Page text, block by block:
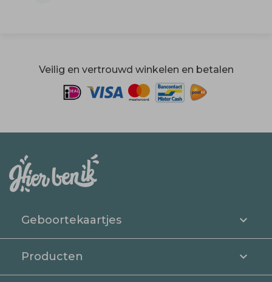
Veilig en vertrouwd winkelen en betalen
Geboortekaartjes
Producten